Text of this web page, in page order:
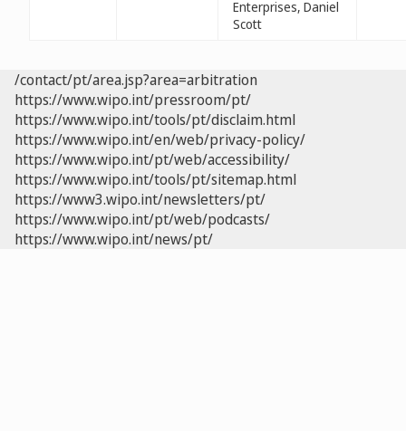
Enterprises, Daniel
Scott
/contact/pt/area.jsp?area=arbitration
https://www.wipo.int/pressroom/pt/
https://www.wipo.int/tools/pt/disclaim.html
https://www.wipo.int/en/web/privacy-policy/
https://www.wipo.int/pt/web/accessibility/
https://www.wipo.int/tools/pt/sitemap.html
https://www3.wipo.int/newsletters/pt/
https://www.wipo.int/pt/web/podcasts/
https://www.wipo.int/news/pt/